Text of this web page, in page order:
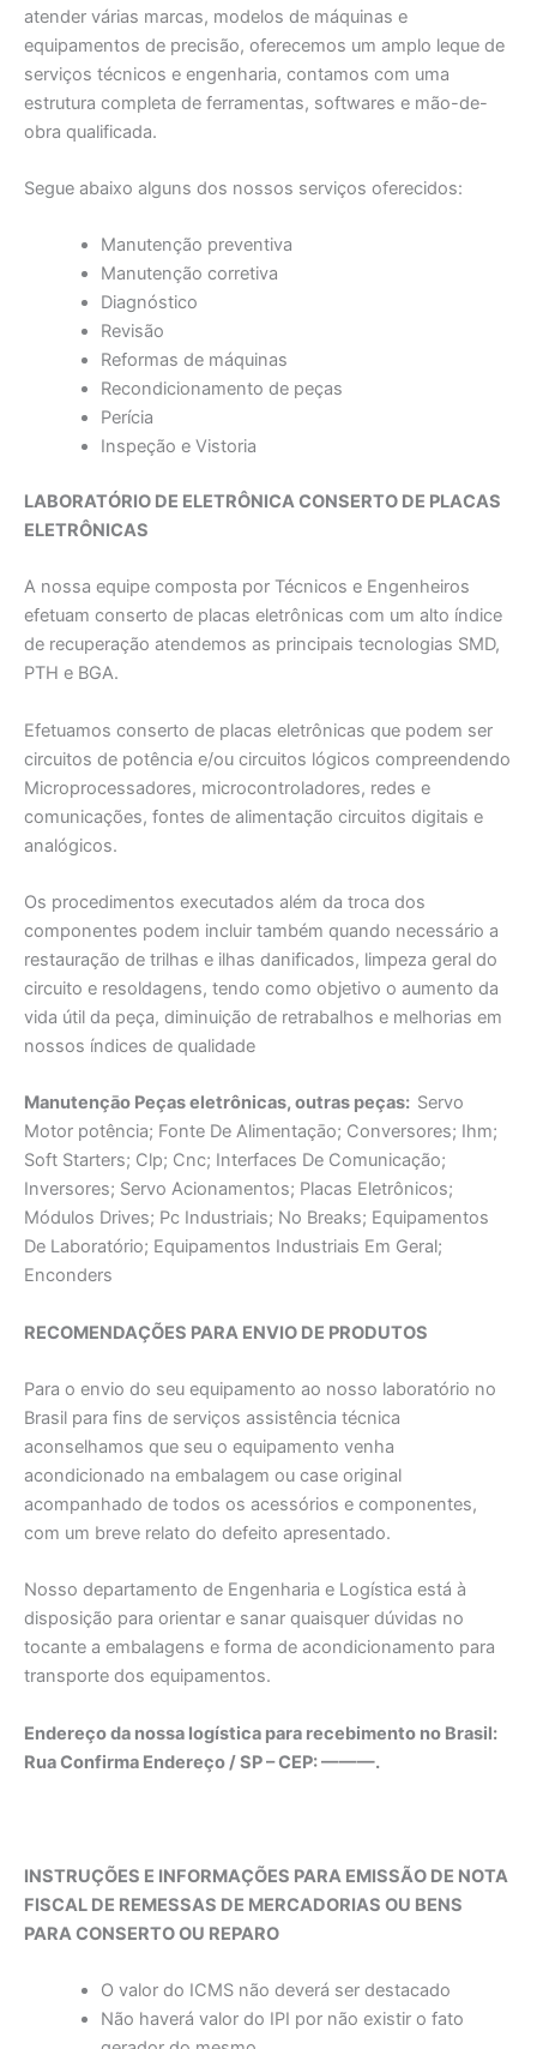
atender várias marcas, modelos de máquinas e
equipamentos de precisão, oferecemos um amplo leque de
serviços técnicos e engenharia, contamos com uma
estrutura completa de ferramentas, softwares e mão-de-
obra qualificada.
Segue abaixo alguns dos nossos serviços oferecidos:
Manutenção preventiva
Manutenção corretiva
Diagnóstico
Revisão
Reformas de máquinas
Recondicionamento de peças
Perícia
Inspeção e Vistoria
LABORATÓRIO DE ELETRÔNICA CONSERTO DE PLACAS
ELETRÔNICAS
A nossa equipe composta por Técnicos e Engenheiros
efetuam conserto de placas eletrônicas com um alto índice
de recuperação atendemos as principais tecnologias SMD,
PTH e BGA.
Efetuamos conserto de placas eletrônicas que podem ser
circuitos de potência e/ou circuitos lógicos compreendendo
Microprocessadores, microcontroladores, redes e
comunicações, fontes de alimentação circuitos digitais e
analógicos.
Os procedimentos executados além da troca dos
componentes podem incluir também quando necessário a
restauração de trilhas e ilhas danificados, limpeza geral do
circuito e resoldagens, tendo como objetivo o aumento da
vida útil da peça, diminuição de retrabalhos e melhorias em
nossos índices de qualidade
Manutençāo Peças eletrônicas, outras peças: Servo
Motor potência; Fonte De Alimentaçāo; Conversores; Ihm;
Soft Starters; Clp; Cnc; Interfaces De Comunicação;
Inversores; Servo Acionamentos; Placas Eletrônicos;
Módulos Drives; Pc Industriais; No Breaks; Equipamentos
De Laboratório; Equipamentos Industriais Em Geral;
Enconders
RECOMENDAÇÕES PARA ENVIO DE PRODUTOS
Para o envio do seu equipamento ao nosso laboratório no
Brasil para fins de serviços assistência técnica
aconselhamos que seu o equipamento venha
acondicionado na embalagem ou case original
acompanhado de todos os acessórios e componentes,
com um breve relato do defeito apresentado.
Nosso departamento de Engenharia e Logística está à
disposição para orientar e sanar quaisquer dúvidas no
tocante a embalagens e forma de acondicionamento para
transporte dos equipamentos.
Endereço da nossa logística para recebimento no Brasil:
Rua Confirma Endereço / SP – CEP: ———.
INSTRUÇÕES E INFORMAÇÕES PARA EMISSÃO DE NOTA
FISCAL DE REMESSAS DE MERCADORIAS OU BENS
PARA CONSERTO OU REPARO
O valor do ICMS não deverá ser destacado
Não haverá valor do IPI por não existir o fato